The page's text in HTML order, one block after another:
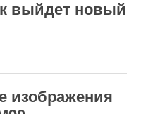
выйдет новый
изображения